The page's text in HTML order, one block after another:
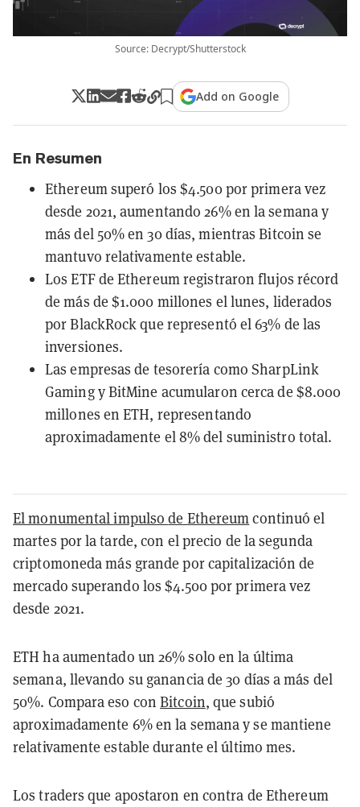
Source: Decrypt/Shutterstock
Add on Google
En Resumen
Ethereum superó los $4.500 por primera vez
desde 2021, aumentando 26% en la semana y
más del 50% en 30 días, mientras Bitcoin se
mantuvo relativamente estable.
Los ETF de Ethereum registraron flujos récord
de más de $1.000 millones el lunes, liderados
por BlackRock que representó el 63% de las
inversiones.
Las empresas de tesorería como SharpLink
Gaming y BitMine acumularon cerca de $8.000
millones en ETH, representando
aproximadamente el 8% del suministro total.
El monumentalimpulsode Ethereumcontinuó el
martes por la tarde, con el precio de la segunda
criptomoneda más grande por capitalización de
mercado superando los $4.500 por primera vez
desde 2021.
ETH ha aumentado un 26% solo en la última
semana, llevando su ganancia de 30 días a más del
50%. Compara eso conBitcoin, que subió
aproximadamente 6% en la semana y se mantiene
relativamente estable durante el último mes.
Los traders que apostaron en contra de Ethereum